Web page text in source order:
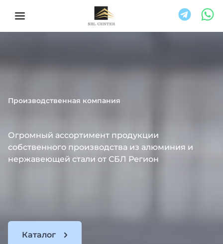
Производственная компания
Огромный ассортимент продукции
собственного производства из алюминия и
нержавеющей стали от СБЛ Регион
Каталог